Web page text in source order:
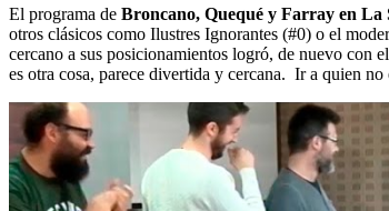
El programa de Broncano, Quequé y Farray en La
otros clásicos como Ilustres Ignorantes (#0) o el
cercano a sus posicionamientos logró, de nuevo con
es otra cosa, parece divertida y cercana. Ir a quien